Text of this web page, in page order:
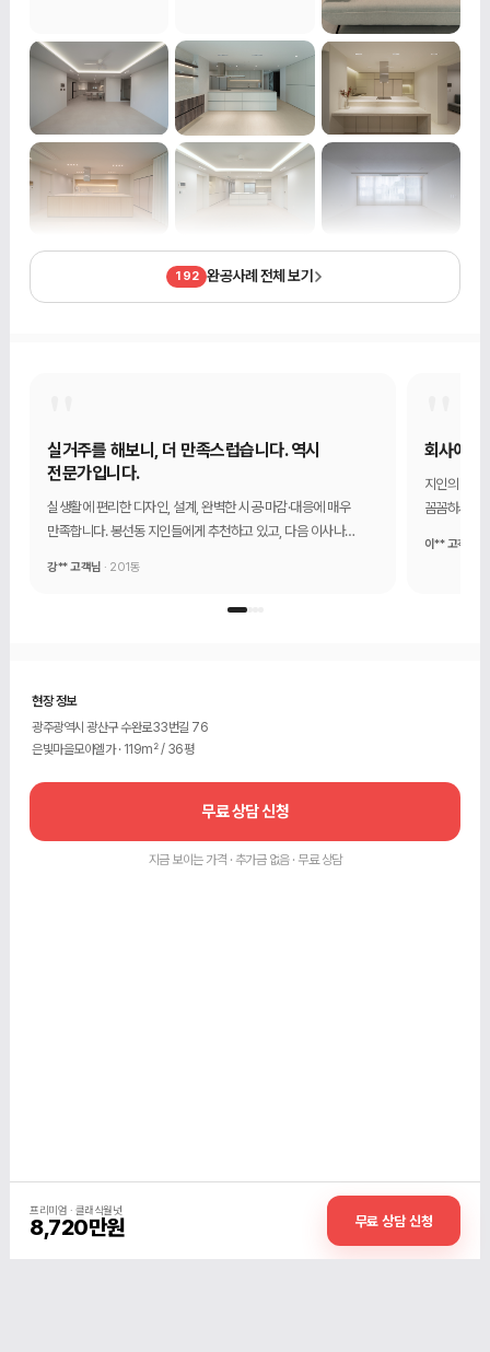
192 완공사례 전체 보기
실거주를 해보니, 더 만족스럽습니다. 역시
전문가입니다.
실생활에 편리한 디자인, 설계, 완벽한 시공·마감·대응에 매우
만족합니다. 봉선동 지인들에게 추천하고 있고, 다음 이사나
강** 고객님 · 201동
회사에
지인의 추천
꼼꼼하시고
이** 고객님
현장 정보
광주광역시 광산구 수완로33번길 76
은빛마을모아엘가 · 119m² / 36평
무료 상담 신청
지금 보이는 가격 · 추가금 없음 · 무료 상담
프리미엄 · 클래식월넛
8,720만원 무료 상담 신청